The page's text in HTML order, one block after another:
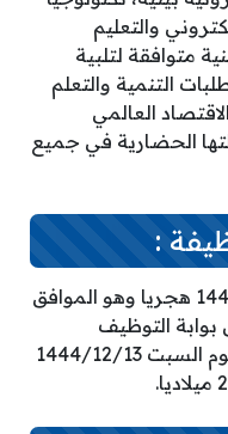
والتعليم
متوافقة لتلبية
التنمية والتعلم
العالمي
الحضارية في جميع
:
يبدأ التقديم من يوم الأحد 1444/12/7 هجريا وهو الموافق
بوابة التوظيف
بالجامعة، ويستمر التقديم حتى يوم السبت 1444/12/13